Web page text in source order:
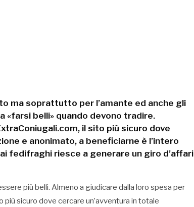
ma soprattutto per l’amante ed anche gli
«farsi belli» quando devono tradire.
il sito più sicuro dove
e anonimato, a beneficiarne è l’intero
fedifraghi riesce a generare un giro d’affari
più belli. Almeno a giudicare dalla loro spesa per
sicuro dove cercare un’avventura in totale